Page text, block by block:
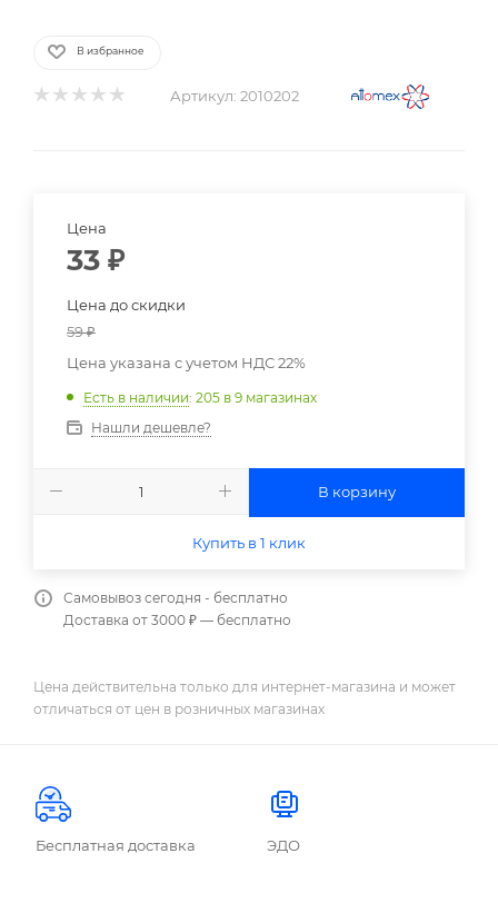
В избранное
Артикул: 2010202
Цена
33 ₽
Цена до скидки
59₽
Цена указана с учетом НДС 22%
Есть в наличии: 205 в 9 магазинах
Нашли дешевле?
В корзину
Купить в 1 клик
Самовывоз сегодня - бесплатно
Доставка от 3000 ₽ — бесплатно
Цена действительна только для интернет-магазина и может
отличаться от цен в розничных магазинах
Бесплатная доставка ЭДО